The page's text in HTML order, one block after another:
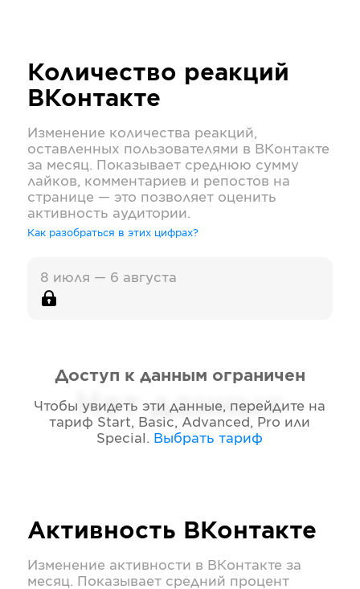
Количество реакций
ВКонтакте
Изменение количества реакций,
оставленных пользователями в ВКонтакте
за месяц. Показывает среднюю сумму
лайков, комментариев и репостов на
странице — это позволяет оценить
активность аудитории.
Как разобраться в этих цифрах?
8 июля — 6 августа
Нет данных
Доступ к данным ограничен
Чтобы увидеть эти данные, перейдите на
тариф Start, Basic, Advanced, Pro или
Special . Выбрать тариф
Активность ВКонтакте
Изменение активности в ВКонтакте за
месяц. Показывает средний процент